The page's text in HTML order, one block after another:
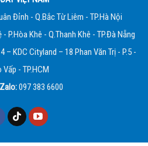
Đỉnh - Q.Bắc Từ Liêm - TP.Hà Nội
P.Hòa Khê - Q.Thanh Khê - TP.Đà Nẵng
KDC Cityland – 18 Phan Văn Trị - P.5 -
Vấp - TP.HCM
097 383 6600